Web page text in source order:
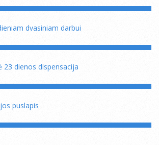
dvasiniam darbui
23 dienos dispensacija
puslapis